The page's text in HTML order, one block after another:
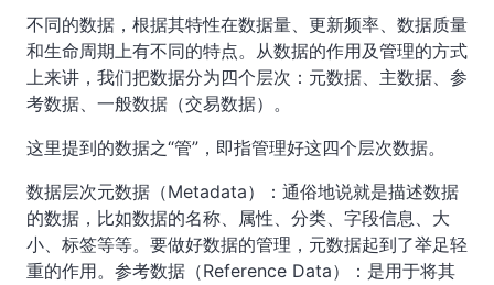
不同的数据，根据其特性在数据量、更新频率、数据质量
和生命周期上有不同的特点。从数据的作用及管理的方式
上来讲，我们把数据分为四个层次：元数据、主数据、参
考数据、一般数据（交易数据）。
这里提到的数据之“管”，即指管理好这四个层次数据。
数据层次元数据（Metadata）：通俗地说就是描述数据
的数据，比如数据的名称、属性、分类、字段信息、大
小、标签等等。要做好数据的管理，元数据起到了举足轻
重的作用。参考数据（Reference Data）：是用于将其